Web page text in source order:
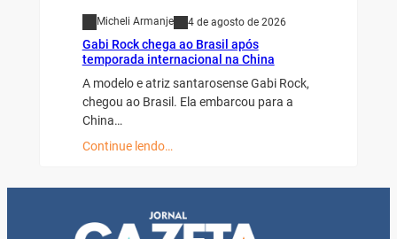
Micheli Armanje 4 de agosto de 2026
Gabi Rock chega ao Brasil após
temporada internacional na China
A modelo e atriz santarosense Gabi Rock,
chegou ao Brasil. Ela embarcou para a
China…
Continue lendo…